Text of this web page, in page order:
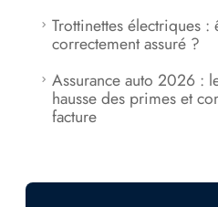
Trottinettes électriques :
correctement assuré ?
Assurance auto 2026 :
hausse des primes et
facture